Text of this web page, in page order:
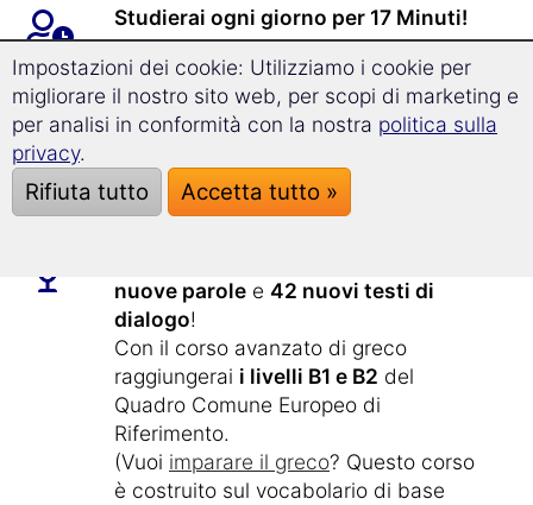
Studierai ogni giorno per 17 Minuti!
In quattro mesi imparerai un vasto
vocabolario a livello avanzato.
Potrai esprimerti e conversare in
greco in maniera corretta.
nuove parole e 42 nuovi testi di
dialogo!
Con il corso avanzato di greco
raggiungerai i livelli B1 e B2 del
Quadro Comune Europeo di
Riferimento.
(Vuoi imparare il greco? Questo corso
è costruito sul vocabolario di base
Impostazioni dei cookie: Utilizziamo i cookie per
migliorare il nostro sito web, per scopi di marketing e
per analisi in conformità con la nostra politica sulla
privacy.
Rifiuta tutto Accetta tutto »